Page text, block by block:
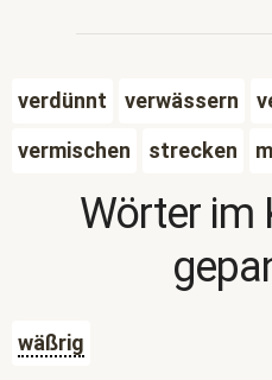
verdünnt verwässern
vermischen
strecken
Wörter im
wäßrig